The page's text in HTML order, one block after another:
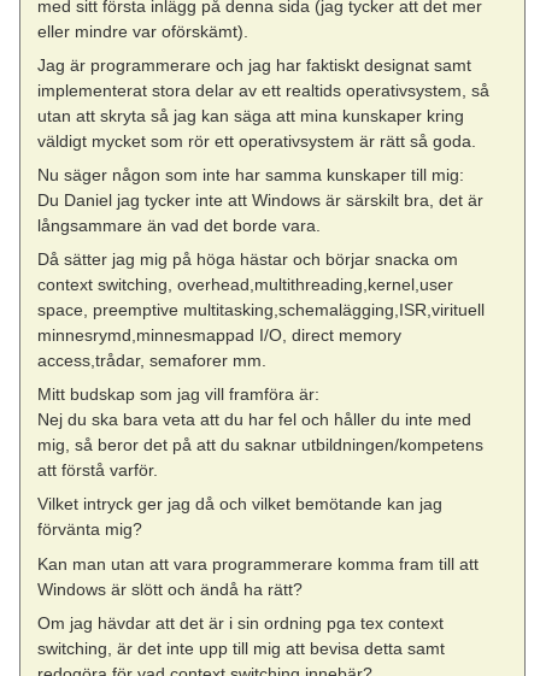
med sitt första inlägg på denna sida (jag tycker att det mer
eller mindre var oförskämt).
Jag är programmerare och jag har faktiskt designat samt
implementerat stora delar av ett realtids operativsystem, så
utan att skryta så jag kan säga att mina kunskaper kring
väldigt mycket som rör ett operativsystem är rätt så goda.
Nu säger någon som inte har samma kunskaper till mig:
Du Daniel jag tycker inte att Windows är särskilt bra, det är
långsammare än vad det borde vara.
Då sätter jag mig på höga hästar och börjar snacka om
context switching, overhead,multithreading,kernel,user
space, preemptive multitasking,schemalägging,ISR,virituell
minnesrymd,minnesmappad I/O, direct memory
access,trådar, semaforer mm.
Mitt budskap som jag vill framföra är:
Nej du ska bara veta att du har fel och håller du inte med
mig, så beror det på att du saknar utbildningen/kompetens
att förstå varför.
Vilket intryck ger jag då och vilket bemötande kan jag
förvänta mig?
Kan man utan att vara programmerare komma fram till att
Windows är slött och ändå ha rätt?
Om jag hävdar att det är i sin ordning pga tex context
switching, är det inte upp till mig att bevisa detta samt